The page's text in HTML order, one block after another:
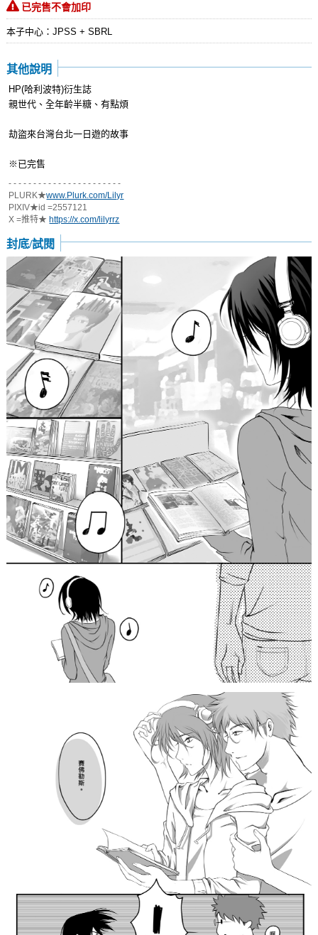
已完售不會加印
本子中心：JPSS + SBRL
其他說明
HP(哈利波特)衍生誌
親世代、全年齡半糖、有點煩
劫盜來台灣台北一日遊的故事
※已完售
- - - - - - - - - - - - - - - - - - - - - - -
PLURK★www.Plurk.com/Lilyr
PIXIV★id =2557121
X =推特★ https://x.com/lilyrrz
封底/試閱